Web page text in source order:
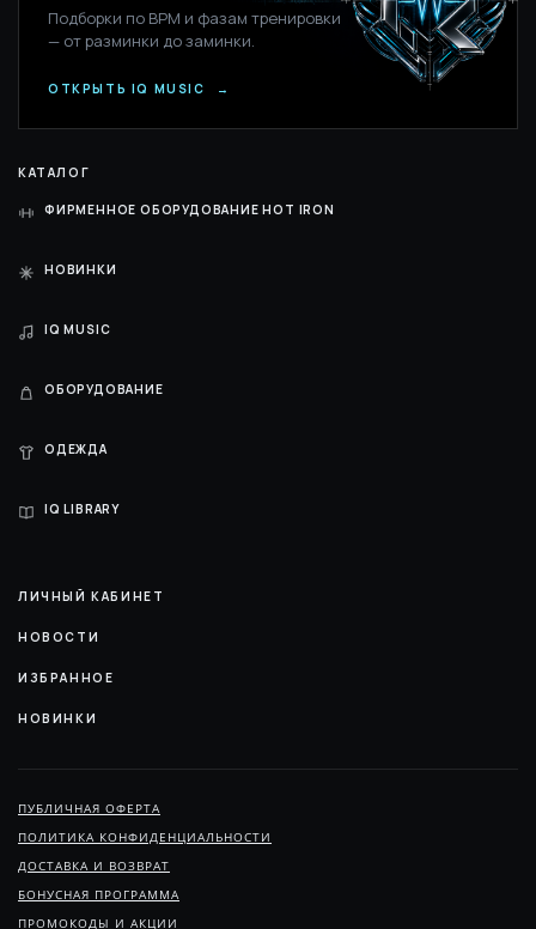
Подборки по BPM и фазам тренировки
— от разминки до заминки.
ОТКРЫТЬ IQ MUSIC →
КАТАЛОГ
ФИРМЕННОЕ ОБОРУДОВАНИЕ HOT IRON
НОВИНКИ
IQ MUSIC
ОБОРУДОВАНИЕ
ОДЕЖДА
IQ LIBRARY
ЛИЧНЫЙ КАБИНЕТ
НОВОСТИ
ИЗБРАННОЕ
НОВИНКИ
ПУБЛИЧНАЯ ОФЕРТА
ПОЛИТИКА КОНФИДЕНЦИАЛЬНОСТИ
ДОСТАВКА И ВОЗВРАТ
БОНУСНАЯ ПРОГРАММА
ПРОМОКОДЫ И АКЦИИ